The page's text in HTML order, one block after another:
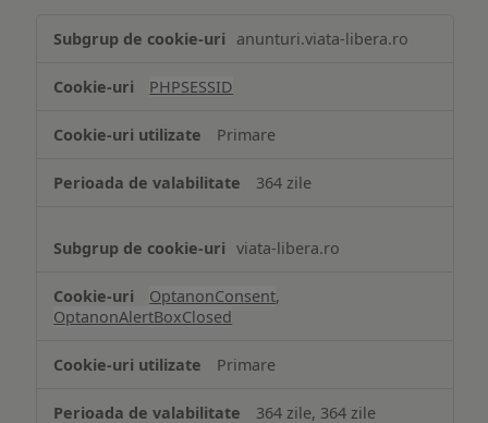
de
Cookie
necesare
anunturi.viata-libera.ro
PHPSESSID
Primare
364 zile
viata-libera.ro
OptanonConsent,
OptanonAlertBoxClosed
Primare
364 zile, 364 zile